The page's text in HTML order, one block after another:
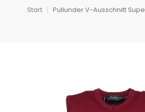
Start Pullunder V-Ausschnitt